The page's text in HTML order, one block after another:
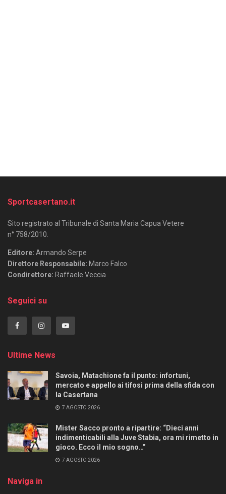
Sportcasertano.it
Sito registrato al Tribunale di Santa Maria Capua Vetere
n° 758/2010.
Editore: Armando Serpe
Direttore Responsabile: Marco Falco
Condirettore: Raffaele Veccia
Seguici su
Ultime News
Savoia, Matachione fa il punto: infortuni,
mercato e appello ai tifosi prima della sfida con
la Casertana
7 AGOSTO 2026
Mister Sacco pronto a ripartire: “Dieci anni
indimenticabili alla Juve Stabia, ora mi rimetto in
gioco. Ecco il mio sogno…”
7 AGOSTO 2026
Naviga in